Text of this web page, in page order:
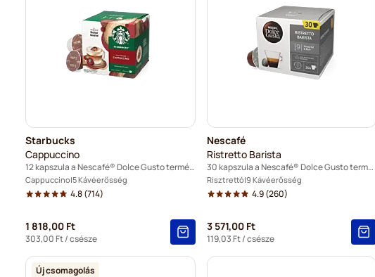
Starbucks
Cappuccino
12 kapszula a Nescafé® Dolce Gusto termékhez
Cappuccino 5 Kávéerősség
4.8(714)
1 818,00 Ft
303,00 Ft/ csésze
Nescafé
Ristretto Barista
30 kapszula a Nescafé® Dolce Gusto termékhez
Risztrettó 9 Kávéerősség
4.9(260)
3 571,00 Ft
119,03 Ft/ csésze
Új csomagolás